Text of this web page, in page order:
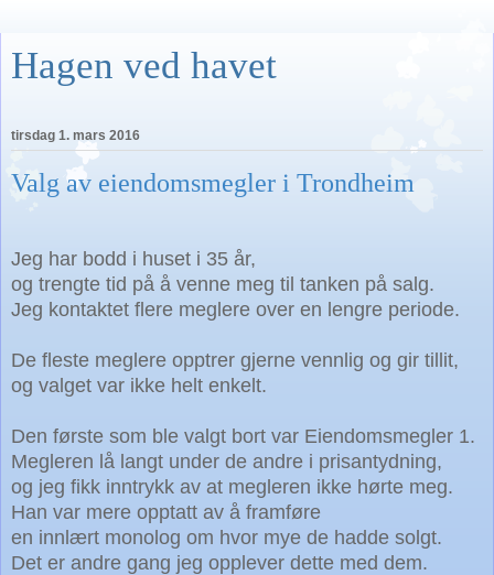
Hagen ved havet
tirsdag 1. mars 2016
Valg av eiendomsmegler i Trondheim
Jeg har bodd i huset i 35 år,
og trengte tid på å venne meg til tanken på salg.
Jeg kontaktet flere meglere over en lengre periode.
De fleste meglere opptrer gjerne vennlig og gir tillit,
og valget var ikke helt enkelt.
Den første som ble valgt bort var Eiendomsmegler 1.
Megleren lå langt under de andre i prisantydning,
og jeg fikk inntrykk av at megleren ikke hørte meg.
Han var mere opptatt av å framføre
en innlært monolog om hvor mye de hadde solgt.
Det er andre gang jeg opplever dette med dem.